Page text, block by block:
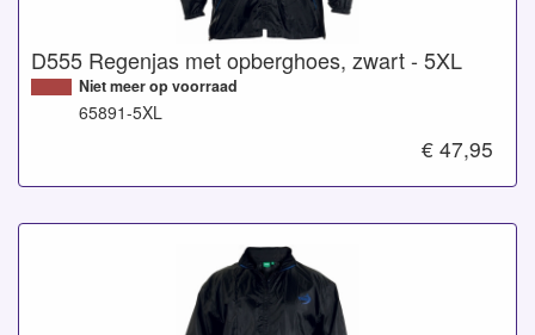
D555 Regenjas met opberghoes, zwart - 5XL
Niet meer op voorraad
65891-5XL
€ 47,95